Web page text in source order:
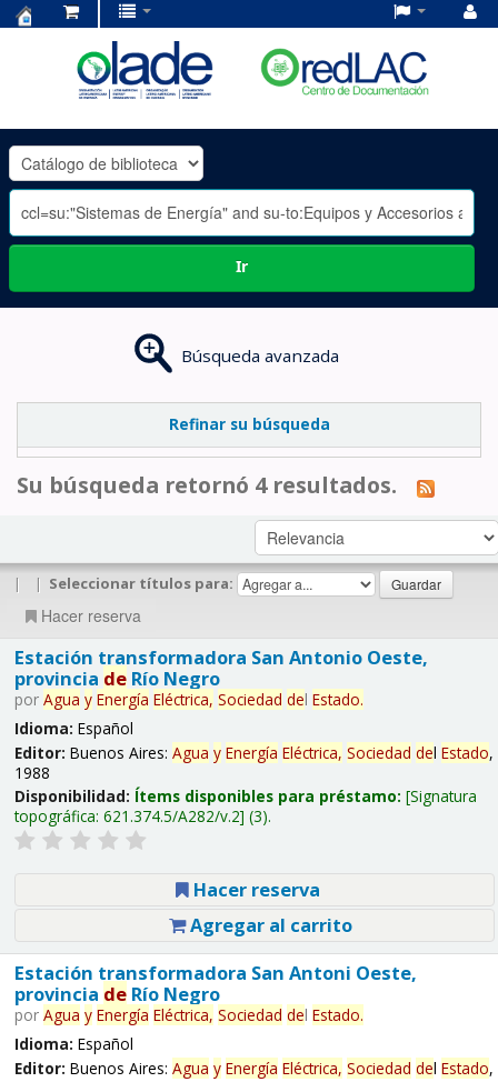
OLADE
-
Ir
Búsqueda avanzada
Refinar su búsqueda
Su búsqueda retornó 4 resultados.
| | Seleccionar títulos para:
Hacer reserva
Estación transformadora San Antonio Oeste,
provincia deRío Negro
por Agua y Energía Eléctrica, Sociedad del Estado.
Idioma: Español
Editor: Buenos Aires: Agua y Energía Eléctrica, Sociedad del Estado,
1988
Disponibilidad: Ítems disponibles para préstamo: Signatura
topográfica: 621.374.5/A282/v.2 (3).
Hacer reserva
Agregar al carrito
Estación transformadora San Antoni Oeste,
provincia deRío Negro
por Agua y Energía Eléctrica, Sociedad del Estado.
Idioma: Español
Editor: Buenos Aires: Agua y Energía Eléctrica, Sociedad del Estado,